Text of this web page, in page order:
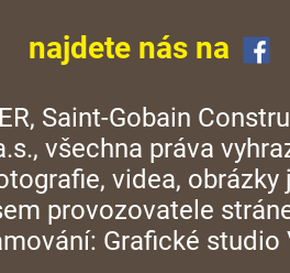
najdete nás na
Saint-Gobain
všechna práva
videa, obrázky
provozovatele
Grafické studio